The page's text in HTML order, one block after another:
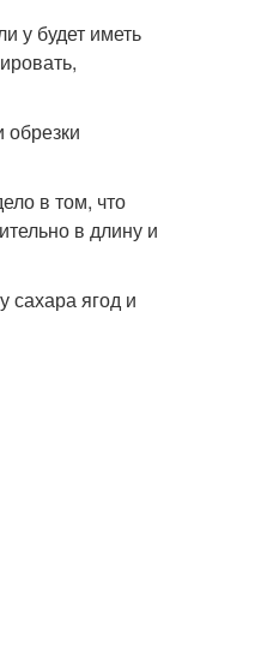
у будет иметь
обрезки
в том, что
в длину и
сахара ягод и